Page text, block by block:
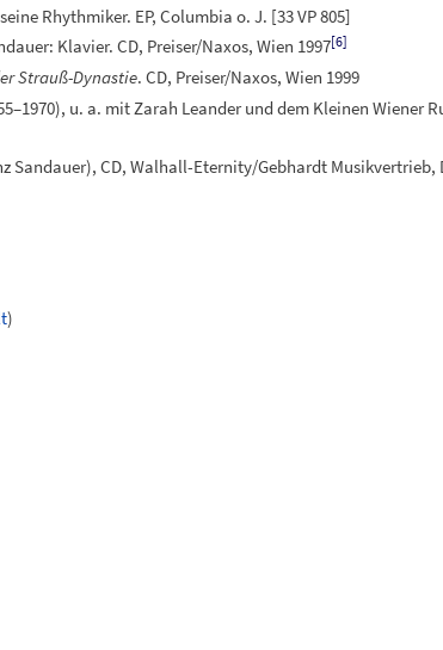
Rhythmiker. EP, Columbia o. J. [33 VP 805]
Klavier. CD, Preiser/Naxos, Wien 1997[6]
Strauß-Dynastie. CD, Preiser/Naxos, Wien 1999
u. a. mit Zarah Leander und dem Kleinen Wiener
Sandauer), CD, Walhall-Eternity/Gebhardt Musikvertrieb,
)